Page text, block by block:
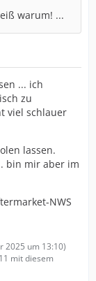
warum! ...
... ich
zu
viel schlauer
lassen.
bin mir aber im
NWS
2025 um 13:10)
mit diesem